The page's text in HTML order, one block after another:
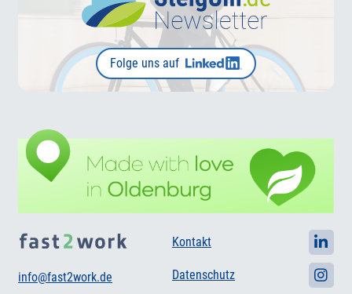
Folge uns auf
info@fast2work.de
Kontakt
Datenschutz